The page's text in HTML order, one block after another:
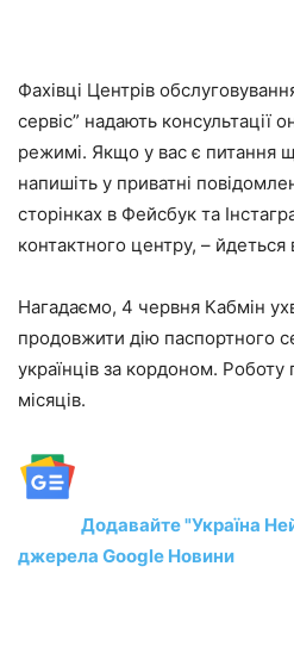
Фахівці Центрів
сервіс” надають консультації
режимі. Якщо у вас є питання
напишіть у приватні
сторінках в Фейсбук та
контактного центру, – йдеться
Нагадаємо, 4 червня Кабмін
продовжити дію паспортного
українців за кордоном.
місяців.
Додавайте "Україна
джерела Google Новини